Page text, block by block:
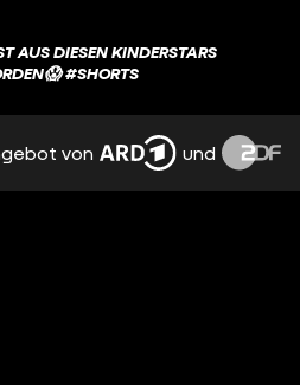
AUS DIESEN KINDERSTARS
#SHORTS
EIGENTLICH AUS DEN HARRY
STARS GEWORDEN?
von und